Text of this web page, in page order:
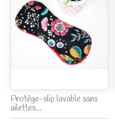
Protège-slip lavable sans
ailettes...